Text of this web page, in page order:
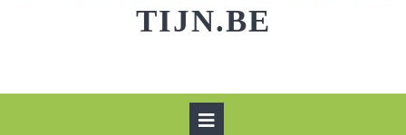
TIJN.BE